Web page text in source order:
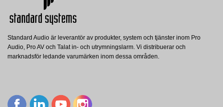
153010
Visa
Standard Audio är leverantör av produkter, system och tjänster inom Pro
Audio, Pro AV och Talat in- och utrymningslarm. Vi distribuerar och
marknadsför ledande varumärken inom dessa områden.